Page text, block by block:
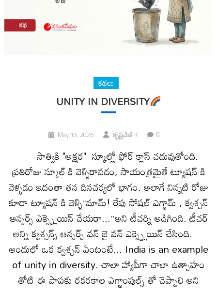
కథలు
UNITY IN DIVERSITY
May 15, 2026 కృష్ణవేణి K 0
సాత్వికి "అక్షర" స్కూల్లో ఫోర్త్ క్లాస్ చదువుతోంది.
ప్రతిరోజు స్కూల్ కి వెళ్ళిరావడం, సాయంత్రమైతే ట్యూషన్ కి
వెళ్ళడం ఇదంతా తన దినచర్యలో భాగం. అలాగే నిన్నటి రోజు
కూడా ట్యూషన్ కి వెళ్ళి“మామ్! రేపు సోషల్ ఎగ్జామ్ , క్వశ్చన్
ఆన్సర్స్ ఎక్స్ప్లెయిన్ చేయరా...”అని టీచర్ని అడిగింది. టీచర్
అన్ని క్వశ్చన్స్ ఆన్సర్స్ వన్ బై వన్ ఎక్స్ప్లెయిన్ చేసింది.
అందులో ఒక క్వశ్చన్ ఏంటంటే... India is an example
of unity in diversity. చాలా హ్యాపీగా చాలా ఉత్సాహం
తోటి ఈ పాపకు రకరకాల ఎగ్జాంపుల్స్ తో చెప్పాలి అని